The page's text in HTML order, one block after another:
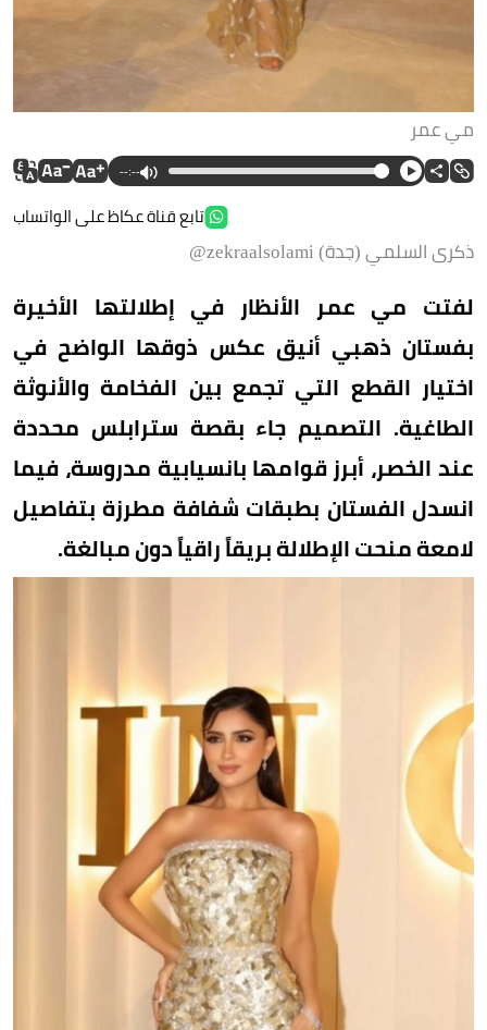
مي عمر
--:--
تابع قناة عكاظ على الواتساب
ذكرى السلمي (جدة) zekraalsolami@
لفتت مي عمر الأنظار في إطلالتها الأخيرة
بفستان ذهبي أنيق عكس ذوقها الواضح في
اختيار القطع التي تجمع بين الفخامة والأنوثة
الطاغية. التصميم جاء بقصة سترابلس محددة
عند الخصر، أبرز قوامها بانسيابية مدروسة، فيما
انسدل الفستان بطبقات شفافة مطرزة بتفاصيل
لامعة منحت الإطلالة بريقاً راقياً دون مبالغة.